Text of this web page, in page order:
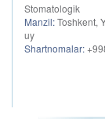
Stomatologik
Manzil:Toshkent,
uy
Shartnomalar: